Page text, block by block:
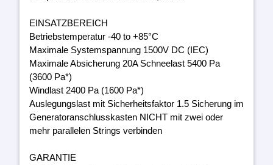
EINSATZBEREICH
Betriebstemperatur -40 to +85°C
Maximale Systemspannung 1500V DC (IEC)
Maximale Absicherung 20A Schneelast 5400 Pa
(3600 Pa*)
Windlast 2400 Pa (1600 Pa*)
Auslegungslast mit Sicherheitsfaktor 1.5 Sicherung im
Generatoranschlusskasten NICHT mit zwei oder
mehr parallelen Strings verbinden
GARANTIE